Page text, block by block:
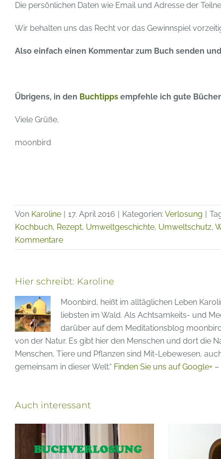
Die persönlichen Daten wie Email und Adresse der
Wir behalten uns das Recht vor das Gewinnspiel
Also einfach einen Kommentar zum Buch senden
Übrigens, in den Buchtipps empfehle ich gute
Viele Grüße,
moonbird
Von Karoline | 17. April 2016 | Kategorien: Verlosung |
Kochbuch, Rezept, Umweltgeschichte, Umweltschutz,
Kommentare
Hier schreibt: Karoline
Moonbird, heißt im alltäglichen Leben
liebsten im Wald. Als Achtsamkeits- und
darüber auf dem Meditationsblog
von der Natur. Es gibt hier den Menschen und dort die
Menschen, Tiere und Pflanzen sind Mit-Lebewesen,
gemeinsam in dieser Welt.“ Finden Sie uns auf Google+ –
Auch interessant